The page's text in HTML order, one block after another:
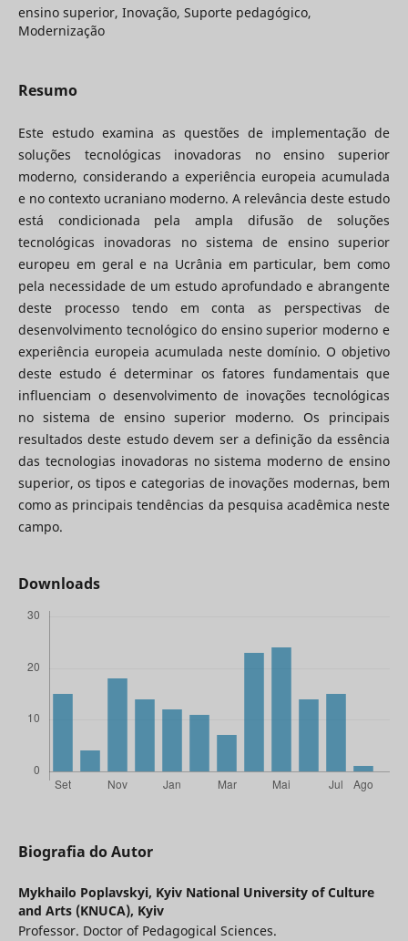
ensino superior, Inovação, Suporte pedagógico,
Modernização
Resumo
Este estudo examina as questões de implementação de
soluções tecnológicas inovadoras no ensino superior
moderno, considerando a experiência europeia acumulada
e no contexto ucraniano moderno. A relevância deste estudo
está condicionada pela ampla difusão de soluções
tecnológicas inovadoras no sistema de ensino superior
europeu em geral e na Ucrânia em particular, bem como
pela necessidade de um estudo aprofundado e abrangente
deste processo tendo em conta as perspectivas de
desenvolvimento tecnológico do ensino superior moderno e
experiência europeia acumulada neste domínio. O objetivo
deste estudo é determinar os fatores fundamentais que
influenciam o desenvolvimento de inovações tecnológicas
no sistema de ensino superior moderno. Os principais
resultados deste estudo devem ser a definição da essência
das tecnologias inovadoras no sistema moderno de ensino
superior, os tipos e categorias de inovações modernas, bem
como as principais tendências da pesquisa acadêmica neste
campo.
Downloads
Biografia do Autor
Mykhailo Poplavskyi, Kyiv National University of Culture
and Arts (KNUCA), Kyiv
Professor. Doctor of Pedagogical Sciences.